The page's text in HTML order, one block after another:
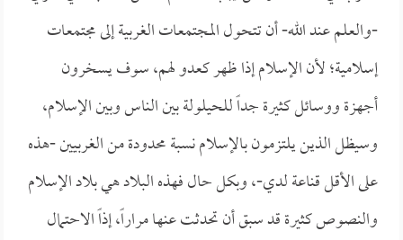
-والعلم عند الله- أن تتحول المجتمعات الغربية إلى مجتمعات
إسلامية؛ لأن الإسلام إذا ظهر كعدو لهم، سوف يسخرون
أجهزة ووسائل كثيرة جداً للحيلولة بين الناس وبين الإسلام،
وسيظل الذين يلتزمون بالإسلام نسبة محدودة من الغربيين -هذه
على الأقل قناعة لدي-، وبكل حال فهذه البلاد هي بلاد الإسلام
والنصوص كثيرة قد سبق أن تحدثت عنها مراراً، إذاً الاحتمال